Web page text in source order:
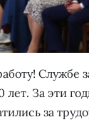
Службе
лет. За эти
за